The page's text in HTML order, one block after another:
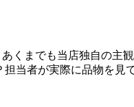
くまでも当店独自の主
当者が実際に品物を見